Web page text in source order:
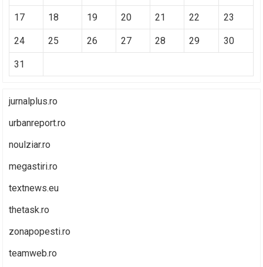
17 18 19 20 21 22 23
24 25 26 27 28 29 30
31
jurnalplus.ro
urbanreport.ro
noulziar.ro
megastiri.ro
textnews.eu
thetask.ro
zonapopesti.ro
teamweb.ro